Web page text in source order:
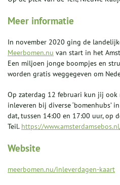
Meer informatie
In november 2020 ging de
Meerbomen.nu van start in het
Een miljoen jonge boompjes en
worden gratis weggegeven om
Op zaterdag 12 februari kun jij ook
inleveren bij diverse ‘bomenhubs’
dat, tussen 14:00 en 17:00 uur, op
Teil. https://
Website
meerbomen.nu/inleverdagen-kaart